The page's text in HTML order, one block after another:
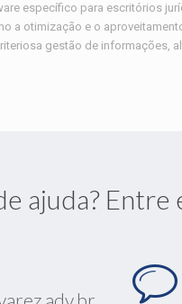
específico para escritórios
a otimização e o
gestão de informações,
ajuda? Entre